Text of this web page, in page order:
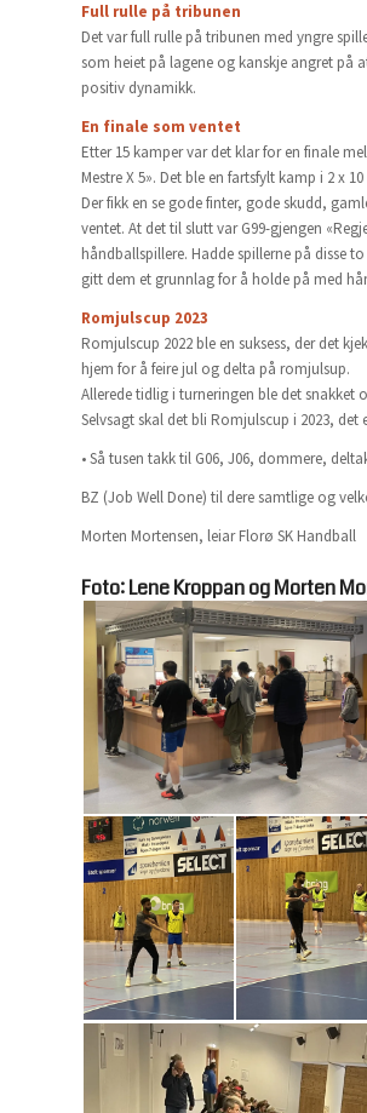
Full rulle på tribunen
Det var full rulle på tribunen med yngre
som heiet på lagene og kanskje angret på
positiv dynamikk.
En finale som ventet
Etter 15 kamper var det klar for en finale
Mestre X 5». Det ble en fartsfylt kamp i 2 x
Der fikk en se gode finter, gode skudd,
ventet. At det til slutt var G99-gjengen
håndballspillere. Hadde spillerne på disse
gitt dem et grunnlag for å holde på med
Romjulscup 2023
Romjulscup 2022 ble en suksess, der det
hjem for å feire jul og delta på romjulsup.
Allerede tidlig i turneringen ble det snakket
Selvsagt skal det bli Romjulscup i 2023,
• Så tusen takk til G06, J06, dommere,
BZ (Job Well Done) til dere samtlige og
Morten Mortensen, leiar Florø SK Handball
Foto: Lene Kroppan og Morten